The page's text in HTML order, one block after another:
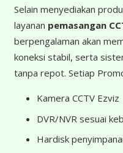
Selain menyediakan
layanan pemasangan
berpengalaman akan
koneksi stabil, serta
tanpa repot. Setiap
Kamera CCTV Ezviz
DVR/NVR sesuai
Hardisk